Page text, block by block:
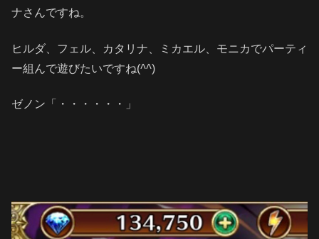
ナさんですね。
ヒルダ、フェル、カタリナ、ミカエル、モニカでパーティ
ー組んで遊びたいですね(^^)
ゼノン「・・・・・・」